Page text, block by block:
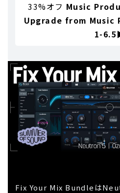
33%オフ Music
Upgrade from
1-6.5
Fix Your Mix Bundleは